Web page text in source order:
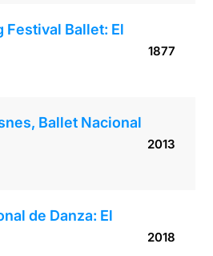
Festival Ballet: El
1877
Ballet Nacional
2013
de Danza: El
2018